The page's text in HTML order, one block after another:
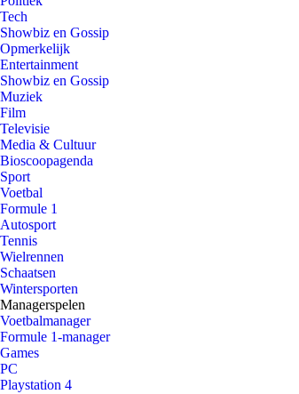
Tech
Showbiz en Gossip
Opmerkelijk
Entertainment
Showbiz en Gossip
Muziek
Film
Televisie
Media & Cultuur
Bioscoopagenda
Sport
Voetbal
Formule 1
Autosport
Tennis
Wielrennen
Schaatsen
Wintersporten
Managerspelen
Voetbalmanager
Formule 1-manager
Games
PC
Playstation 4